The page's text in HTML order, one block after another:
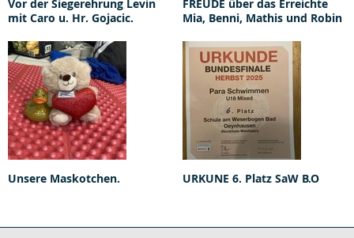
Vor der Siegerehrung Levin
mit Caro u. Hr. Gojacic.
FREUDE über das Erreichte
Mia, Benni, Mathis und Robin
Unsere Maskotchen. URKUNE 6. Platz SaW B.O